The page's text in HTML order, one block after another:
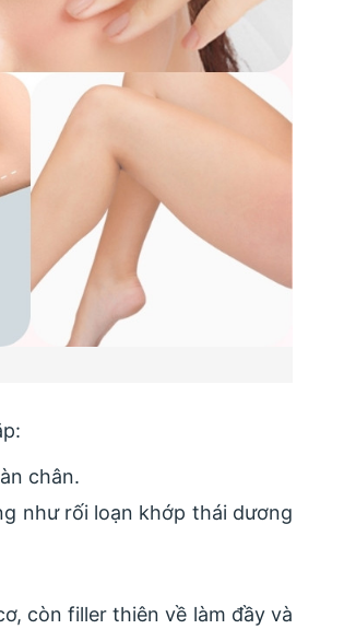
chân.
như rối loạn khớp thái dương
còn filler thiên về làm đầy và